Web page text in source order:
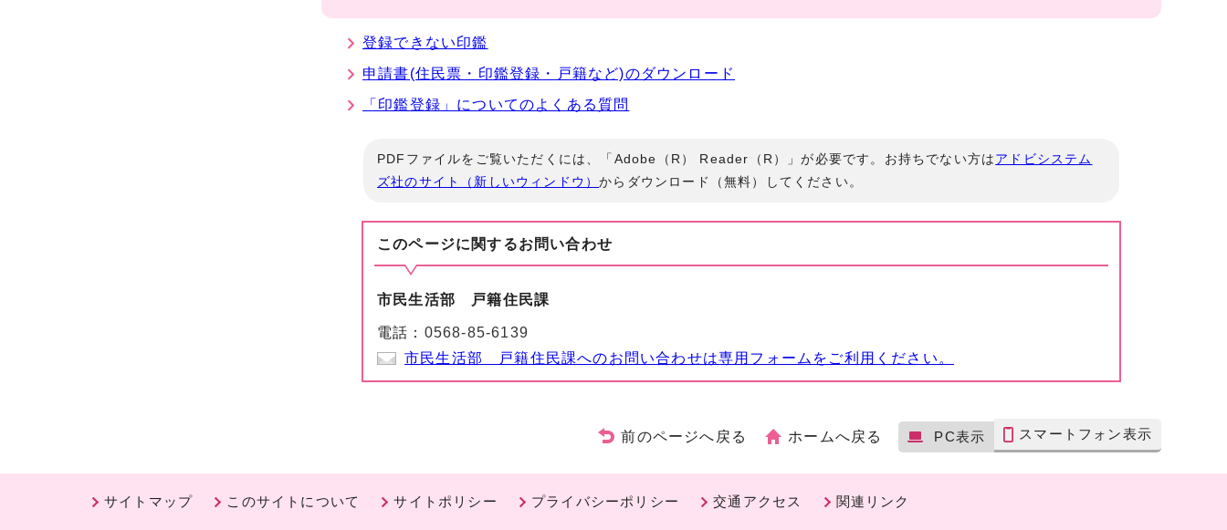
登録できない印鑑
申請書(住民票・印鑑登録・戸籍など)のダウンロード
「印鑑登録」についてのよくある質問
PDFファイルをご覧いただくには、「Adobe（R） Reader（R）」が必要です。お持ちでない方はアドビシステム
ズ社のサイト（新しいウィンドウ）からダウンロード（無料）してください。
このページに関するお問い合わせ
市民生活部 戸籍住民課
電話： 0568-85-6139
市民生活部 戸籍住民課へのお問い合わせは専用フォームをご利用ください。
前のページへ戻る ホームへ戻る PC表示 スマートフォン表示
サイトマップ このサイトについて サイトポリシー プライバシーポリシー 交通アクセス 関連リンク